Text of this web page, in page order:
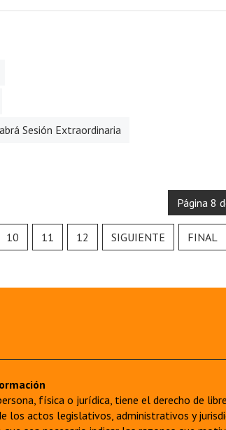
Sesión Extraordinaria
Página 8
10 11 12 SIGUIENTE FINAL
física o jurídica, tiene el derecho de
los actos legislativos, administrativos y